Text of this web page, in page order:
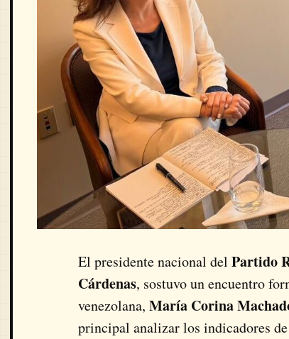
El presidente nacional del Partido
Cárdenas, sostuvo un encuentro
venezolana, María Corina
principal analizar los indicadores